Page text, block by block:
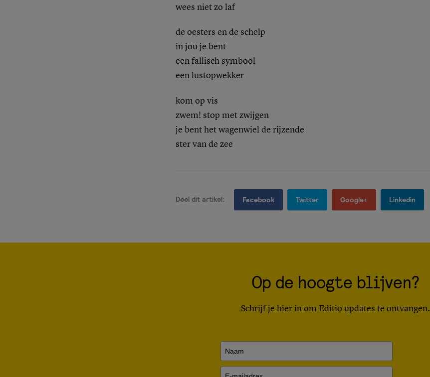
wees niet zo laf
de oesters en de schelp
in jou je bent
een fallisch symbool
een lustopwekker
kom op vis
zwem! stop met zwijgen
je bent het wagenwiel de rijzende
ster van de zee
Deel dit artikel: Facebook Twitter Google+ Linkedin
Op de hoogte blijven?
Schrijf je hier in om Editio updates te ontvangen.